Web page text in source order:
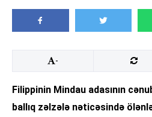
-
Filippinin Mindau adasının
ballıq zəlzələ nəticəsində